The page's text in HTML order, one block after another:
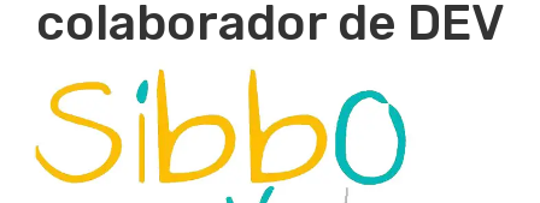
colaborador de DEV